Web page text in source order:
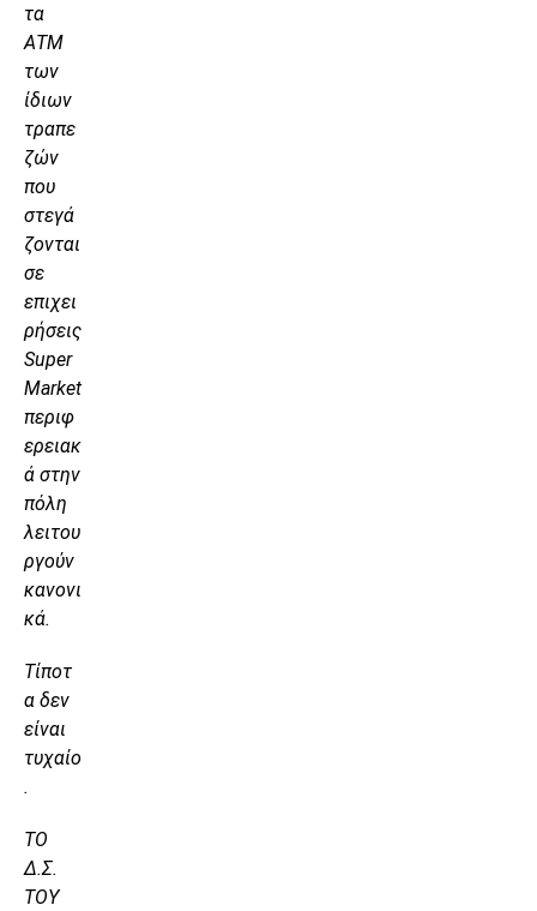
τα
ΑΤΜ
των
ίδιων
τραπε
ζών
που
στεγά
ζονται
σε
επιχει
ρήσεις
Super
Market
περιφ
ερειακ
ά στην
πόλη
λειτου
ργούν
κανονι
κά.
Τίποτ
α δεν
είναι
τυχαίο
.
ΤΟ
Δ.Σ.
ΤΟΥ